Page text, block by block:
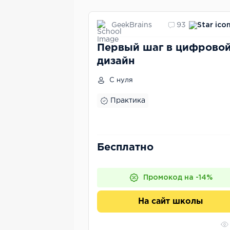
GeekBrains 93
Первый шаг в
дизайн
С нуля
Практика
Бесплатно
Промокод на -14%
На сайт школы